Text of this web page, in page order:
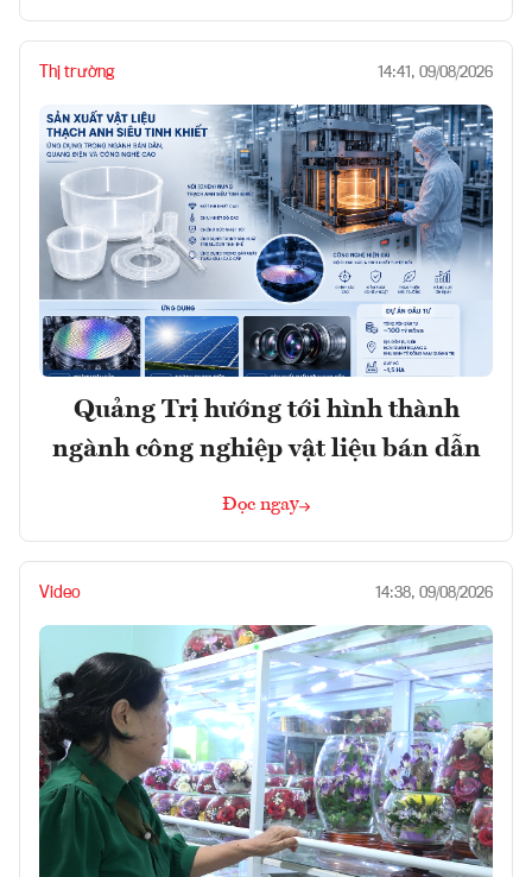
Thị trường 14:41, 09/08/2026
Quảng Trị hướng tới hình thành
ngành công nghiệp vật liệu bán dẫn
Đọc ngay
Video 14:38, 09/08/2026